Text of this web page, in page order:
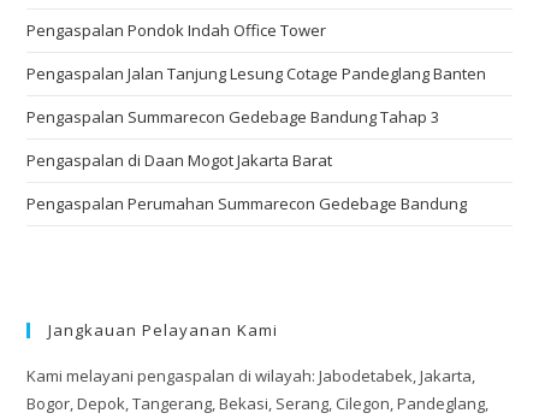
Pengaspalan Pondok Indah Office Tower
Pengaspalan Jalan Tanjung Lesung Cotage Pandeglang Banten
Pengaspalan Summarecon Gedebage Bandung Tahap 3
Pengaspalan di Daan Mogot Jakarta Barat
Pengaspalan Perumahan Summarecon Gedebage Bandung
Jangkauan Pelayanan Kami
Kami melayani pengaspalan di wilayah: Jabodetabek, Jakarta,
Bogor, Depok, Tangerang, Bekasi, Serang, Cilegon, Pandeglang,